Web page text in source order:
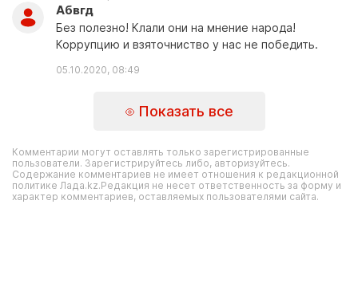
Абвгд
Без полезно! Клали они на мнение народа!
Коррупцию и взяточниство у нас не победить.
05.10.2020, 08:49
Показать все
Комментарии могут оставлять только зарегистрированные
пользователи. Зарегистрируйтесь либо, авторизуйтесь.
Содержание комментариев не имеет отношения к редакционной
политике Лада.kz.Редакция не несет ответственность за форму и
характер комментариев, оставляемых пользователями сайта.